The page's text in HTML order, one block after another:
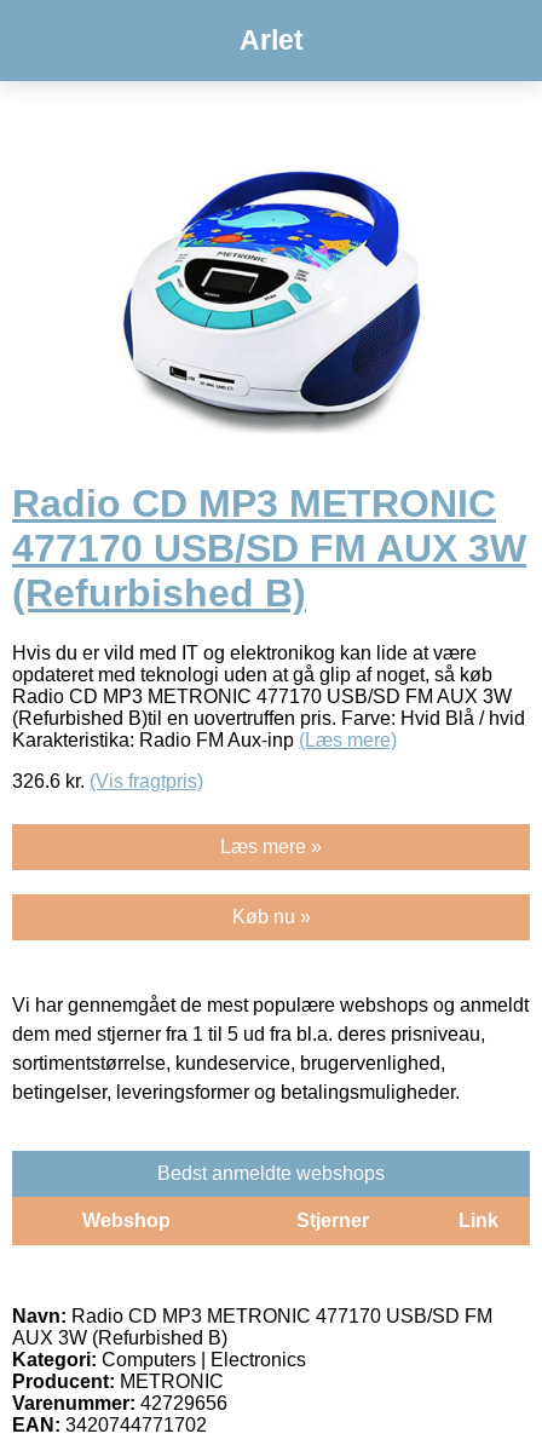
Arlet
Radio CD MP3 METRONIC
477170 USB/SD FM AUX 3W
(Refurbished B)
Hvis du er vild med IT og elektronikog kan lide at være
opdateret med teknologi uden at gå glip af noget, så køb
Radio CD MP3 METRONIC 477170 USB/SD FM AUX 3W
(Refurbished B)til en uovertruffen pris. Farve: Hvid Blå / hvid
Karakteristika: Radio FM Aux-inp (Læs mere)
326.6 kr. (Vis fragtpris)
Læs mere »
Køb nu »
Vi har gennemgået de mest populære webshops og anmeldt
dem med stjerner fra 1 til 5 ud fra bl.a. deres prisniveau,
sortimentstørrelse, kundeservice, brugervenlighed,
betingelser, leveringsformer og betalingsmuligheder.
Bedst anmeldte webshops
Webshop Stjerner Link
Navn: Radio CD MP3 METRONIC 477170 USB/SD FM
AUX 3W (Refurbished B)
Kategori: Computers | Electronics
Producent: METRONIC
Varenummer: 42729656
EAN: 3420744771702